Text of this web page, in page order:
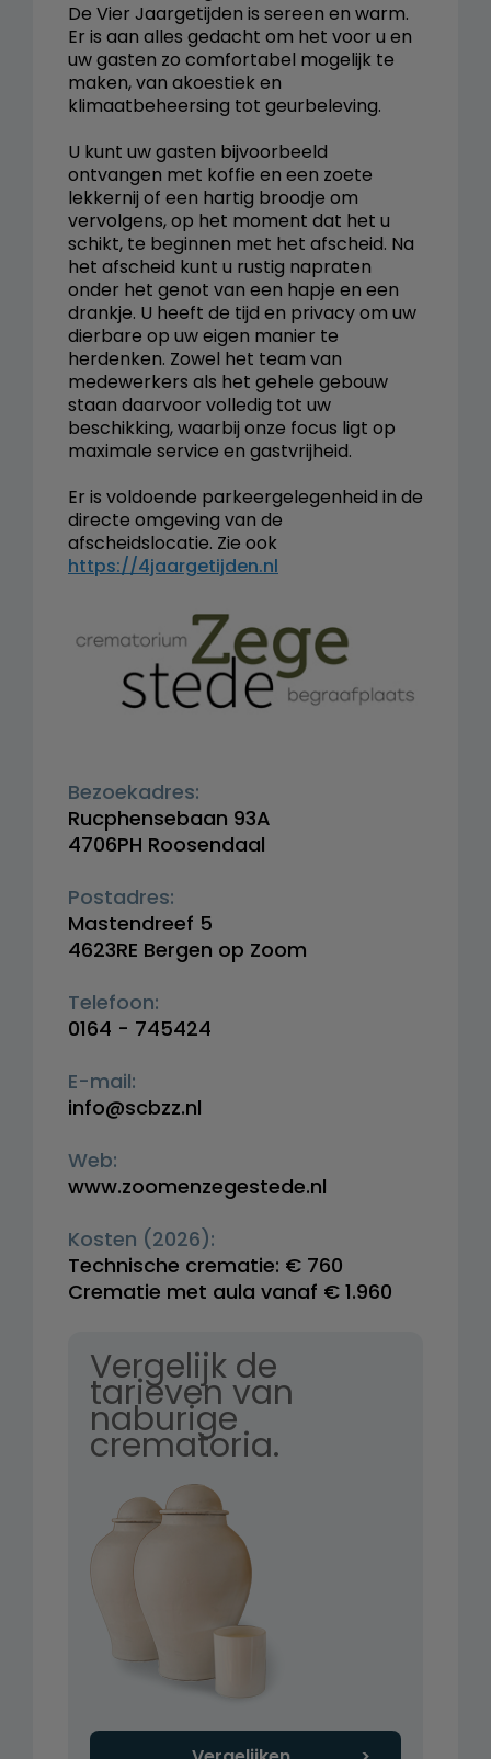
De Vier Jaargetijden is sereen en warm.
Er is aan alles gedacht om het voor u en
uw gasten zo comfortabel mogelijk te
maken, van akoestiek en
klimaatbeheersing tot geurbeleving.
U kunt uw gasten bijvoorbeeld
ontvangen met koffie en een zoete
lekkernij of een hartig broodje om
vervolgens, op het moment dat het u
schikt, te beginnen met het afscheid. Na
het afscheid kunt u rustig napraten
onder het genot van een hapje en een
drankje. U heeft de tijd en privacy om uw
dierbare op uw eigen manier te
herdenken. Zowel het team van
medewerkers als het gehele gebouw
staan daarvoor volledig tot uw
beschikking, waarbij onze focus ligt op
maximale service en gastvrijheid.
Er is voldoende parkeergelegenheid in de
directe omgeving van de
afscheidslocatie. Zie ook
https://4jaargetijden.nl
Bezoekadres:
Rucphensebaan 93A
4706PH Roosendaal
Postadres:
Mastendreef 5
4623RE Bergen op Zoom
Telefoon:
0164 - 745424
E-mail:
info@scbzz.nl
Web:
www.zoomenzegestede.nl
Kosten (2026):
Technische crematie: € 760
Crematie met aula vanaf € 1.960
Vergelijk de
tarieven van
naburige
crematoria.